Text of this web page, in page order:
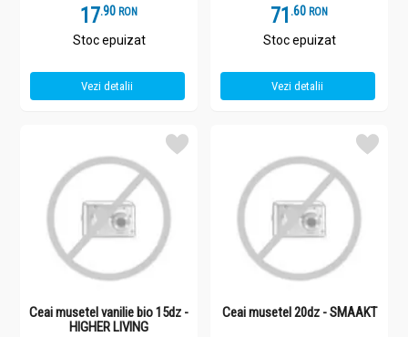
17.9 RON
Stoc epuizat
Vezi detalii
71 .6 RON
Stoc epuizat
Vezi detalii
Ceai musetel vanilie bio 15dz -
HIGHER LIVING
Ceai musetel 20dz - SMAAKT